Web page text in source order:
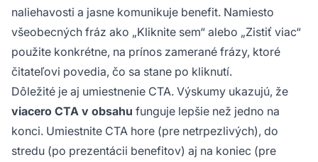
naliehavosti a jasne komunikuje benefit. Namiesto
všeobecných fráz ako „Kliknite sem“ alebo „Zistiť viac“
použite konkrétne, na prínos zamerané frázy, ktoré
čitateľovi povedia, čo sa stane po kliknutí.
Dôležité je aj umiestnenie CTA. Výskumy ukazujú, že
viacero CTA v obsahu funguje lepšie než jedno na
konci. Umiestnite CTA hore (pre netrpezlivých), do
stredu (po prezentácii benefitov) aj na koniec (pre